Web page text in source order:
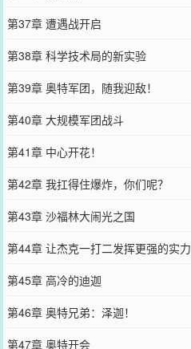
第37章 遭遇战开启
第38章 科学技术局的新实验
第39章 奥特军团，随我迎敌！
第40章 大规模军团战斗
第41章 中心开花！
第42章 我扛得住爆炸，你们呢？
第43章 沙福林大闹光之国
第44章 让杰克一打二发挥更强的实力
第45章 高冷的迪迦
第46章 奥特兄弟：泽迦！
第47章 奥特开会